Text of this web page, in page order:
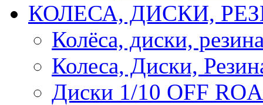
КОЛЕСА, ДИСКИ,
Колёса, диски,
Колеса, Диски,
Диски 1/10 OFF